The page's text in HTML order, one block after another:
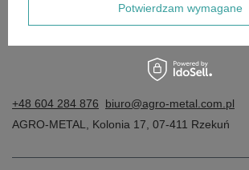
+48 604 284 876
biuro@agro-metal.com.pl
AGRO-METAL
Kolonia 17 07-411 Rzekuń
Potwierdzam wymagane